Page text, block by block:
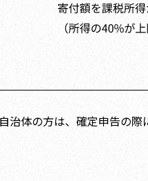
体の方は、確定申告の